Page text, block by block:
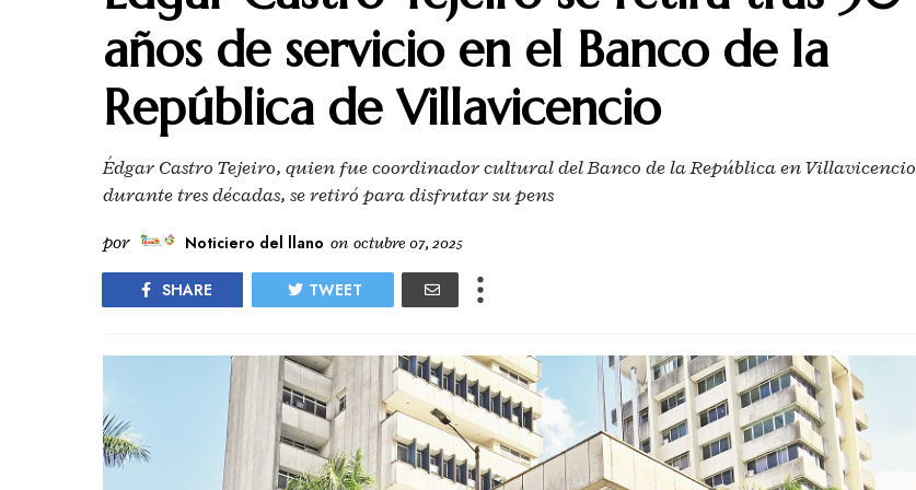
años de servicio en el Banco de la
República de Villavicencio
Édgar Castro Tejeiro, quien fue coordinador cultural del Banco de la República en Villavicencio
durante tres décadas, se retiró para disfrutar su pens
por Noticiero del llano on octubre 07, 2025
SHARE TWEET